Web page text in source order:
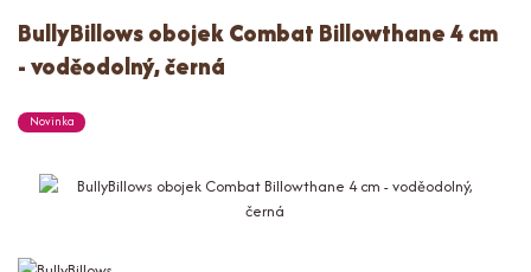
BullyBillows obojek Combat Billowthane 4 cm
- voděodolný, černá
Novinka